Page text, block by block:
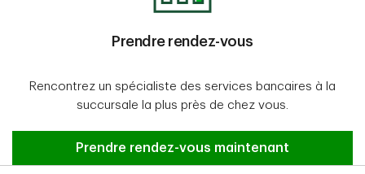
Prendre rendez-vous
Rencontrez un spécialiste des services bancaires à la
succursale la plus près de chez vous.
Prendre rendez-vous
Prendre rendez-vous maintenant